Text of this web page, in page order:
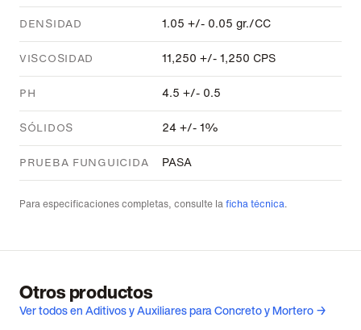
DENSIDAD 1.05 +/- 0.05 gr./CC
VISCOSIDAD 11,250 +/- 1,250 CPS
PH 4.5 +/- 0.5
SÓLIDOS 24 +/- 1%
PRUEBA FUNGUICIDA PASA
Para especificaciones completas, consulte laficha técnica.
Otros productos
Ver todos en Aditivos y Auxiliares para Concreto y Mortero →